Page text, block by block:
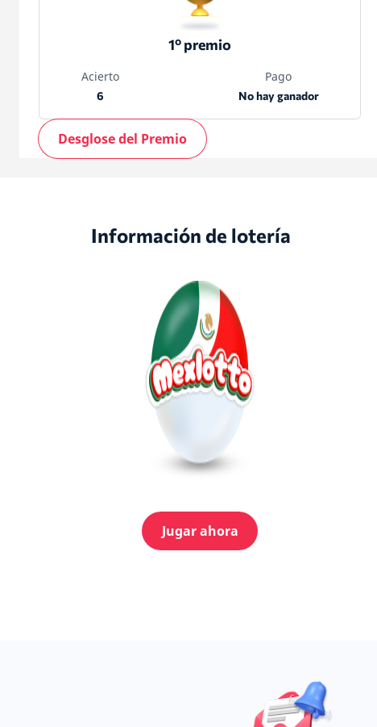
1º premio
Acierto
6
Pago
No hay ganador
Desglose del Premio
Información de lotería
Jugar ahora